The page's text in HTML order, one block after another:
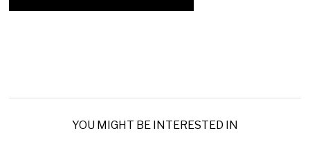
YOU MIGHT BE INTERESTED IN